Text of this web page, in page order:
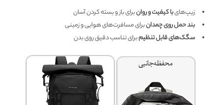
زیپ‌هایبا کیفیت و روانبرای باز و بسته کردن آسان
بند حمل روی چمدانبرای مسافرت‌های هوایی و زمینی
سگک‌های قابل تنظیمبرای تناسب دقیق روی بدن